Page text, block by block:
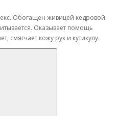
Обогащен живицей кедровой.
Оказывает помощь
смягчает кожу рук и кутикулу.